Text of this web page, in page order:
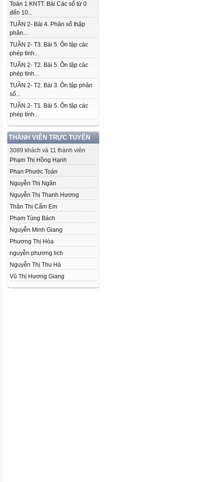
Toán 1 KNTT. Bài Các số từ 0
đến 10...
TUẦN 2- Bài 4. Phân số thập
phân...
TUẦN 2- T3. Bài 5. Ôn tập các
phép tính...
TUẦN 2- T2. Bài 5. Ôn tập các
phép tính...
TUẦN 2- T2. Bài 3. Ôn tập phân
số...
TUẦN 2- T1. Bài 5. Ôn tập các
phép tính...
THÀNH VIÊN TRỰC TUYẾN
3089 khách và 11 thành viên
Phạm Thị Hồng Hạnh
Phan Phước Toán
Nguyễn Thị Ngân
Nguyễn Thị Thanh Hương
Thân Thị Cẩm Em
Phạm Tùng Bách
Nguyễn Minh Giang
Phương Thị Hòa
nguyễn phương lich
Nguyễn Thị Thu Hà
Vũ Thị Hương Giang